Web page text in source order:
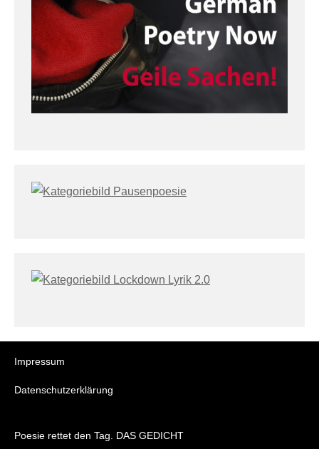
Impressum
Datenschutzerklärung
Poesie rettet den Tag. DAS GEDICHT